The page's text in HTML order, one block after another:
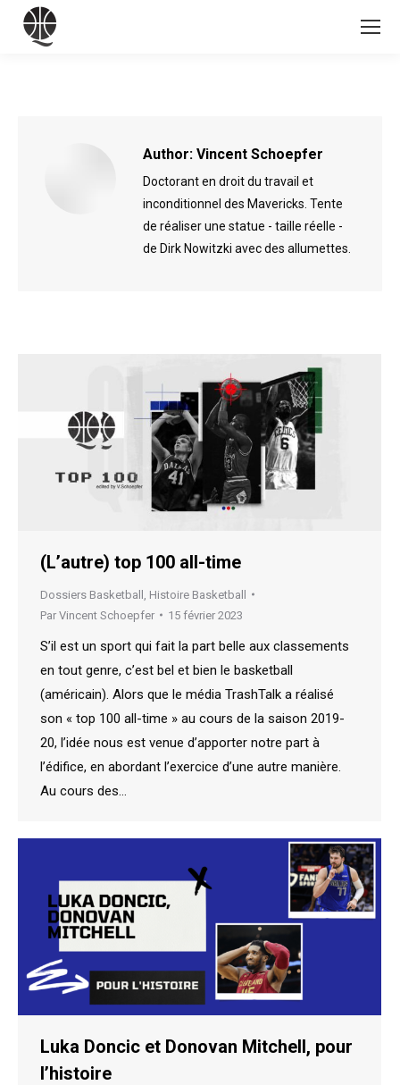
Author: Vincent Schoepfer
Doctorant en droit du travail et
inconditionnel des Mavericks. Tente
de réaliser une statue - taille réelle -
de Dirk Nowitzki avec des allumettes.
(L’autre) top 100 all-time
Dossiers Basketball
Histoire Basketball
Par Vincent Schoepfer 15 février 2023
S’il est un sport qui fait la part belle aux classements
en tout genre, c’est bel et bien le basketball
(américain). Alors que le média TrashTalk a réalisé
son « top 100 all-time » au cours de la saison 2019-
20, l’idée nous est venue d’apporter notre part à
l’édifice, en abordant l’exercice d’une autre manière.
Au cours des…
Luka Doncic et Donovan Mitchell, pour
l’histoire